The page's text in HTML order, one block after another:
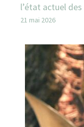
l’état actuel
21 mai 2026